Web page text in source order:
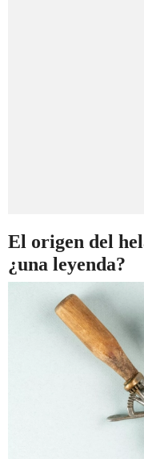
El origen del
¿una leyenda?